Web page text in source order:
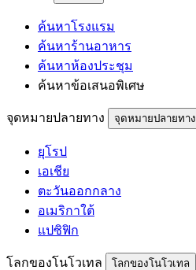
ค้นหาโรงแรม
ค้นหาร้านอาหาร
ค้นหาห้องประชุม
ค้นหาข้อเสนอพิเศษ
จุดหมายปลายทาง จุดหมายปลายทาง
ยุโรป
เอเชีย
ตะวันออกกลาง
อเมริกาใต้
แปซิฟิก
โลกของโนโวเทล โลกของโนโวเทล